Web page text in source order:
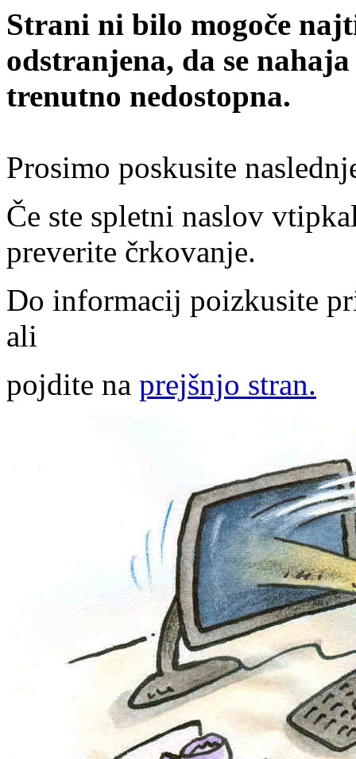
Strani ni bilo mogoče
odstranjena, da se
trenutno nedostopna.
Prosimo poskusite
Če ste spletni naslov
preverite črkovanje.
Do informacij poizkusite
ali
pojdite na prejšnjo stran.